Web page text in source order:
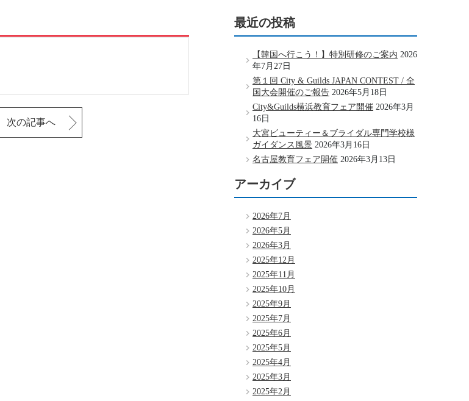
次の記事へ
最近の投稿
【韓国へ行こう！】特別研修のご案内 2026
年7月27日
第１回 City & Guilds JAPAN CONTEST / 全
国大会開催のご報告 2026年5月18日
City&Guilds横浜教育フェア開催 2026年3月
16日
大宮ビューティー＆ブライダル専門学校様
ガイダンス風景 2026年3月16日
名古屋教育フェア開催 2026年3月13日
アーカイブ
2026年7月
2026年5月
2026年3月
2025年12月
2025年11月
2025年10月
2025年9月
2025年7月
2025年6月
2025年5月
2025年4月
2025年3月
2025年2月